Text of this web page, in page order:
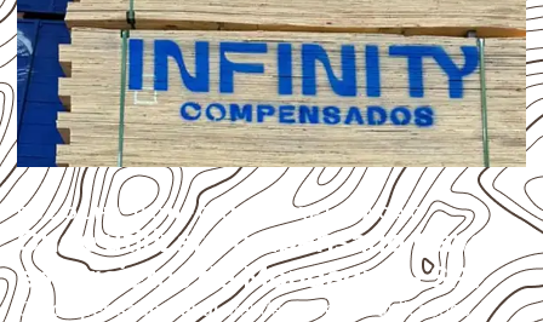
ESCOLHA CONFORME A APLICAÇÃO
Onde utilizar Compensado Naval
em projetos de Mongaguá – SP?
O Compensado Navalatende diferentes aplicações